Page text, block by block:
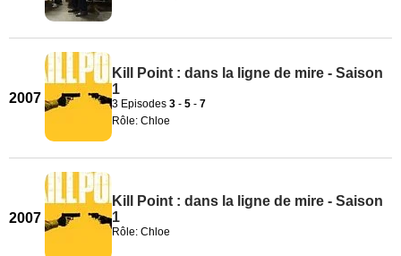
2007
Kill Point : dans la ligne de mire - Saison
1
3 Episodes 3 - 5 - 7
Rôle: Chloe
2007
Kill Point : dans la ligne de mire - Saison
1
Rôle: Chloe